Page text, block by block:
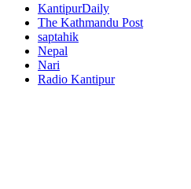
KantipurDaily
The Kathmandu Post
saptahik
Nepal
Nari
Radio Kantipur